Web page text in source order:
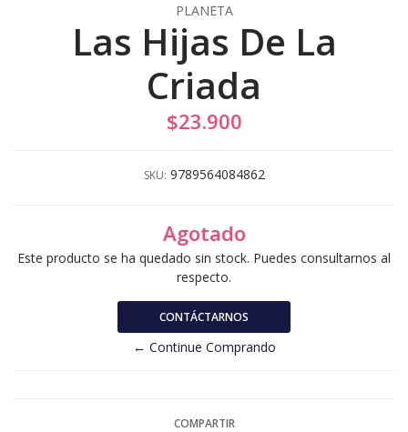
PLANETA
Las Hijas De La
Criada
$23.900
SKU: 9789564084862
Agotado
Este producto se ha quedado sin stock. Puedes consultarnos al
respecto.
CONTÁCTARNOS
← Continue Comprando
COMPARTIR